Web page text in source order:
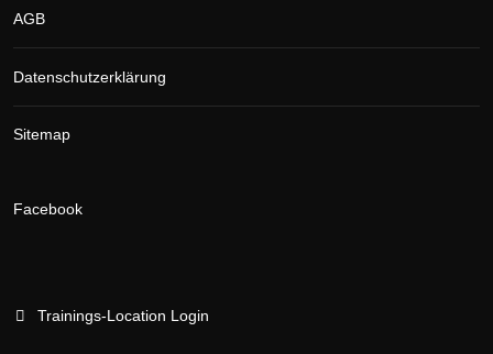
AGB
Datenschutzerklärung
Sitemap
Facebook
Trainings-Location Login